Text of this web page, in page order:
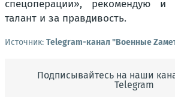
спецоперации», рекомендую и
талант и за правдивость.
Источник: Telegram-канал "Военные
Подписывайтесь на наши
Telegram